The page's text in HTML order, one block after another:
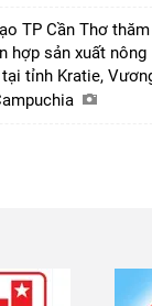
TP Cần Thơ thăm
hợp sản xuất nông
tại tỉnh Kratie,